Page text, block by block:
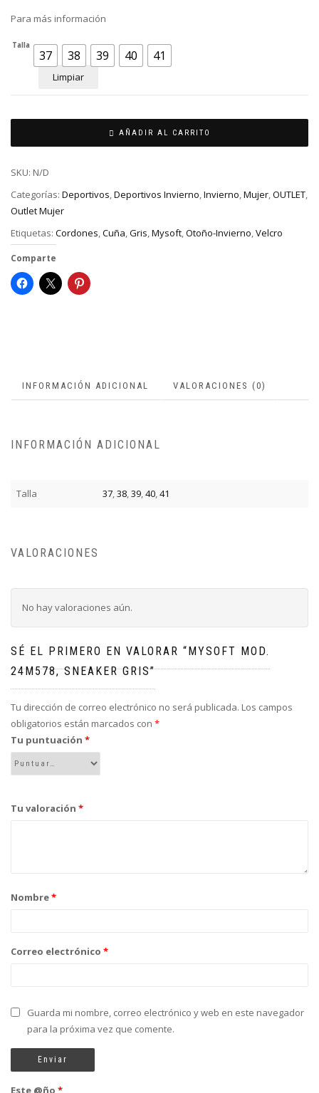
Para más información
Talla
37 38 39 40 41
Limpiar
AÑADIR AL CARRITO
SKU: N/D
Categorías: Deportivos,Deportivos Invierno,Invierno,Mujer,OUTLET,
Outlet Mujer
Etiquetas: Cordones,Cuña,Gris,Mysoft,Otoño-Invierno,Velcro
Comparte
INFORMACIÓN ADICIONAL VALORACIONES (0)
INFORMACIÓN ADICIONAL
Talla 37,38,39,40,41
VALORACIONES
No hay valoraciones aún.
SÉ EL PRIMERO EN VALORAR “MYSOFT MOD.
24M578, SNEAKER GRIS”
Tu dirección de correo electrónico no será publicada. Los campos
obligatorios están marcados con *
Tu puntuación *
Tu valoración *
Nombre*
Correo electrónico *
Guarda mi nombre, correo electrónico y web en este navegador
para la próxima vez que comente.
Este @ño *